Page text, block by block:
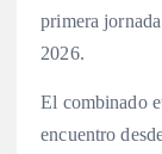
primera
2026.
El combinado
encuentro